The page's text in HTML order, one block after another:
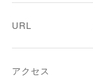
URL
アクセス